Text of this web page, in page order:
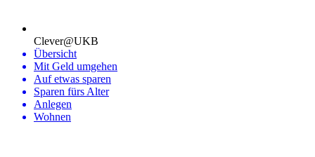
Clever@UKB
Übersicht
Mit Geld umgehen
Auf etwas sparen
Sparen fürs Alter
Anlegen
Wohnen